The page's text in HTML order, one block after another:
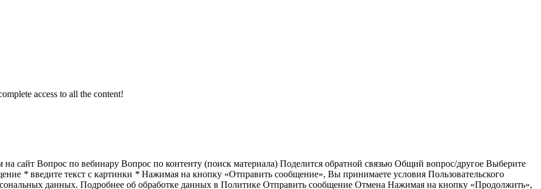
access to all the content!
сайт Вопрос по вебинару Вопрос по контенту (поиск материала) Поделится обратной связью Общий вопрос/другое Выберите
* введите текст с картинки * Нажимая на кнопку «Отправить сообщение», Вы принимаете условия Пользовательского
данных. Подробнее об обработке данных в Политике Отправить сообщение Отмена Нажимая на кнопку «Продолжить»,